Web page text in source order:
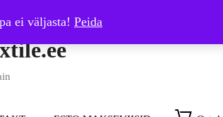
ei väljasta! Peida